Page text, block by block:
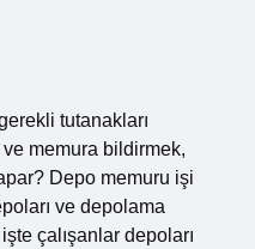
tutanakları
ve memura bildirmek,
Depo memuru işi
ve depolama
çalışanlar depoları